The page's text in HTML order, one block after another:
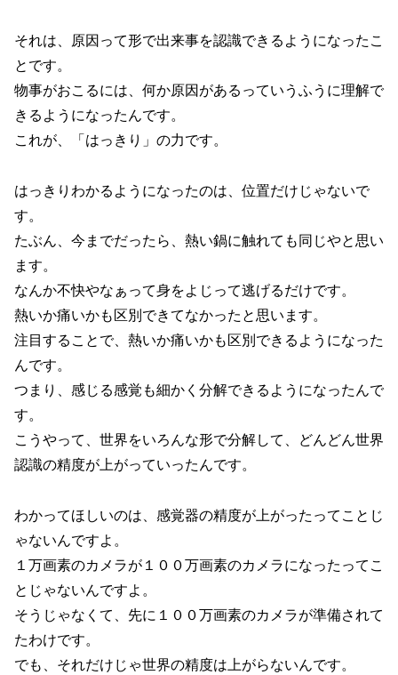
それは、原因って形で出来事を認識できるようになったこ
とです。
物事がおこるには、何か原因があるっていうふうに理解で
きるようになったんです。
これが、「はっきり」の力です。
はっきりわかるようになったのは、位置だけじゃないで
す。
たぶん、今までだったら、熱い鍋に触れても同じやと思い
ます。
なんか不快やなぁって身をよじって逃げるだけです。
熱いか痛いかも区別できてなかったと思います。
注目することで、熱いか痛いかも区別できるようになった
んです。
つまり、感じる感覚も細かく分解できるようになったんで
す。
こうやって、世界をいろんな形で分解して、どんどん世界
認識の精度が上がっていったんです。
わかってほしいのは、感覚器の精度が上がったってことじ
ゃないんですよ。
１万画素のカメラが１００万画素のカメラになったってこ
とじゃないんですよ。
そうじゃなくて、先に１００万画素のカメラが準備されて
たわけです。
でも、それだけじゃ世界の精度は上がらないんです。